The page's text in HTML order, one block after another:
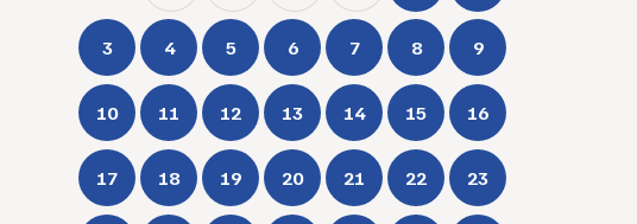
3 4 5 6 7 8 9
10 11 12 13 14 15 16
17 18 19 20 21 22 23